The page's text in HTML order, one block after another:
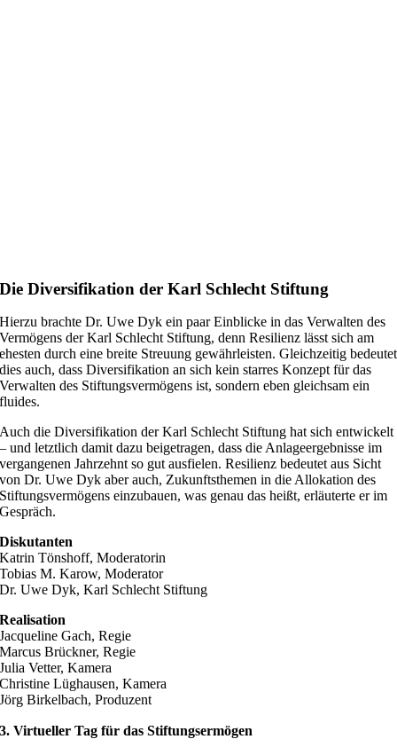
Die Diversifikation der Karl Schlecht Stiftung
Hierzu brachte Dr. Uwe Dyk ein paar Einblicke in das Verwalten des
Vermögens der Karl Schlecht Stiftung, denn Resilienz lässt sich am
ehesten durch eine breite Streuung gewährleisten. Gleichzeitig bedeutet
dies auch, dass Diversifikation an sich kein starres Konzept für das
Verwalten des Stiftungsvermögens ist, sondern eben gleichsam ein
fluides.
Auch die Diversifikation der Karl Schlecht Stiftung hat sich entwickelt
– und letztlich damit dazu beigetragen, dass die Anlageergebnisse im
vergangenen Jahrzehnt so gut ausfielen. Resilienz bedeutet aus Sicht
von Dr. Uwe Dyk aber auch, Zukunftsthemen in die Allokation des
Stiftungsvermögens einzubauen, was genau das heißt, erläuterte er im
Gespräch.
Diskutanten
Katrin Tönshoff, Moderatorin
Tobias M. Karow, Moderator
Dr. Uwe Dyk, Karl Schlecht Stiftung
Realisation
Jacqueline Gach, Regie
Marcus Brückner, Regie
Julia Vetter, Kamera
Christine Lüghausen, Kamera
Jörg Birkelbach, Produzent
3. Virtueller Tag für das Stiftungsermögen